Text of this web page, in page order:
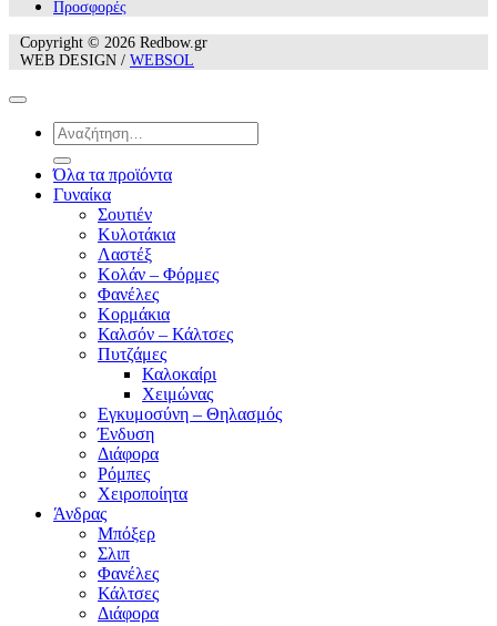
Προσφορές
Copyright © 2026 Redbow.gr
WEB DESIGN / WEBSOL
Αναζήτηση
για:
Όλα τα προϊόντα
Γυναίκα
Σουτιέν
Κυλοτάκια
Λαστέξ
Κολάν – Φόρμες
Φανέλες
Κορμάκια
Καλσόν – Κάλτσες
Πυτζάμες
Καλοκαίρι
Χειμώνας
Εγκυμοσύνη – Θηλασμός
Ένδυση
Διάφορα
Ρόμπες
Χειροποίητα
Άνδρας
Μπόξερ
Σλιπ
Φανέλες
Κάλτσες
Διάφορα